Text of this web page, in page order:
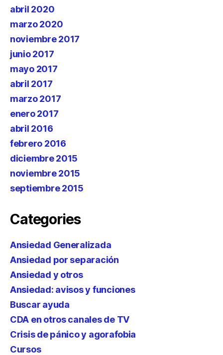
abril 2020
marzo 2020
noviembre 2017
junio 2017
mayo 2017
abril 2017
marzo 2017
enero 2017
abril 2016
febrero 2016
diciembre 2015
noviembre 2015
septiembre 2015
Categories
Ansiedad Generalizada
Ansiedad por separación
Ansiedad y otros
Ansiedad: avisos y funciones
Buscar ayuda
CDA en otros canales de TV
Crisis de pánico y agorafobia
Cursos